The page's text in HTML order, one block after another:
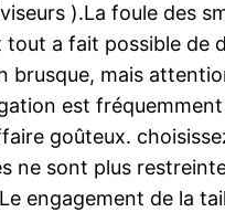
).La foule des
a fait possible de
mais
est
goûteux.
ne sont plus
engagement de la